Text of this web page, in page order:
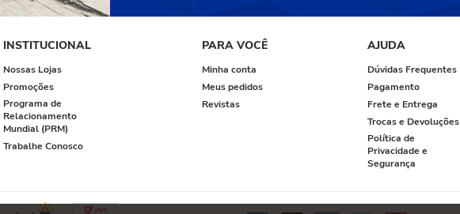
INSTITUCIONAL
Nossas Lojas
Promoções
Programa de
Relacionamento
Mundial (PRM)
Trabalhe Conosco
PARA VOCÊ
Minha conta
Meus pedidos
Revistas
AJUDA
Dúvidas Frequentes
Pagamento
Frete e Entrega
Trocas e Devoluções
Política de
Privacidade e
Segurança